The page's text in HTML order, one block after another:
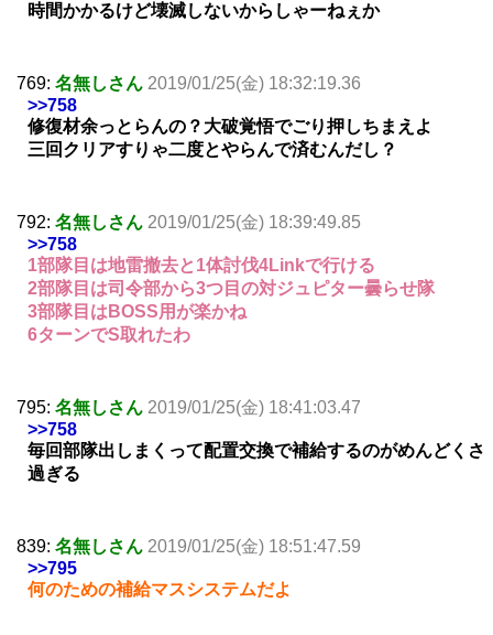
時間かかるけど壊滅しないからしゃーねぇか
769: 名無しさん 2019/01/25(金) 18:32:19.36
>>758
修復材余っとらんの？大破覚悟でごり押しちまえよ
三回クリアすりゃ二度とやらんで済むんだし？
792: 名無しさん 2019/01/25(金) 18:39:49.85
>>758
1部隊目は地雷撤去と1体討伐4Linkで行ける
2部隊目は司令部から3つ目の対ジュピター曇らせ隊
3部隊目はBOSS用が楽かね
6ターンでS取れたわ
795: 名無しさん 2019/01/25(金) 18:41:03.47
>>758
毎回部隊出しまくって配置交換で補給するのがめんどくさ
過ぎる
839: 名無しさん 2019/01/25(金) 18:51:47.59
>>795
何のための補給マスシステムだよ